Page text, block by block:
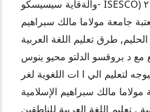
والةقاية سيسيسكو- ISESCO) ۲۰۱ اليسطفى سيف, , اللغة العربية
جامعة مولاما مالك سبراهيم
٤ ۲۰ حنفع, عبد الحليم, طرق تعليم اللغة العربية
مع د بروقسو الدلتو محيو ينوس
لتعليم الي ا ات اللغوية لغر
مالك سبراهيم الإسلامية
, تعليم اللغة العربية للناطقين